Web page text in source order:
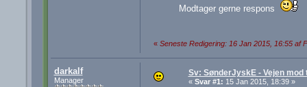
Modtager gerne respons
« Seneste Redigering: 16 Jan 2015, 16:55 af
darkalf
Manager
Sv: SønderJyskE - Vejen mod
« Svar #1: 15 Jan 2015, 18:39 »